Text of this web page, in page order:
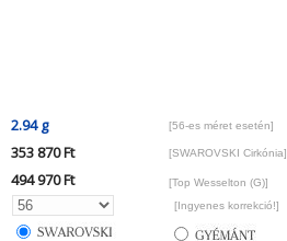
2.94 g [56-es méret esetén]
353 870 Ft [SWAROVSKI Cirkónia]
494 970 Ft [Top Wesselton (G)]
[Ingyenes korrekció!]